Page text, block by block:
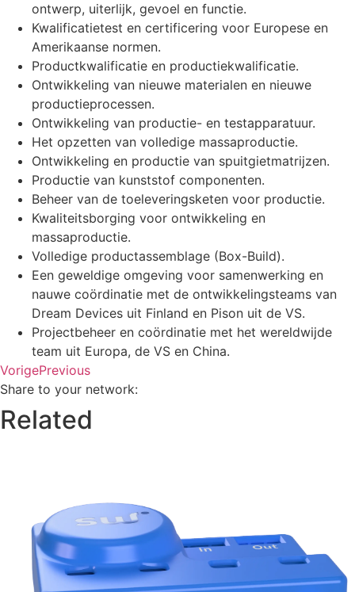
ontwerp, uiterlijk, gevoel en functie.
Kwalificatietest en certificering voor Europese en
Amerikaanse normen.
Productkwalificatie en productiekwalificatie.
Ontwikkeling van nieuwe materialen en nieuwe
productieprocessen.
Ontwikkeling van productie- en testapparatuur.
Het opzetten van volledige massaproductie.
Ontwikkeling en productie van spuitgietmatrijzen.
Productie van kunststof componenten.
Beheer van de toeleveringsketen voor productie.
Kwaliteitsborging voor ontwikkeling en
massaproductie.
Volledige productassemblage (Box-Build).
Een geweldige omgeving voor samenwerking en
nauwe coördinatie met de ontwikkelingsteams van
Dream Devices uit Finland en Pison uit de VS.
Projectbeheer en coördinatie met het wereldwijde
team uit Europa, de VS en China.
VorigePrevious
Share to your network:
Related